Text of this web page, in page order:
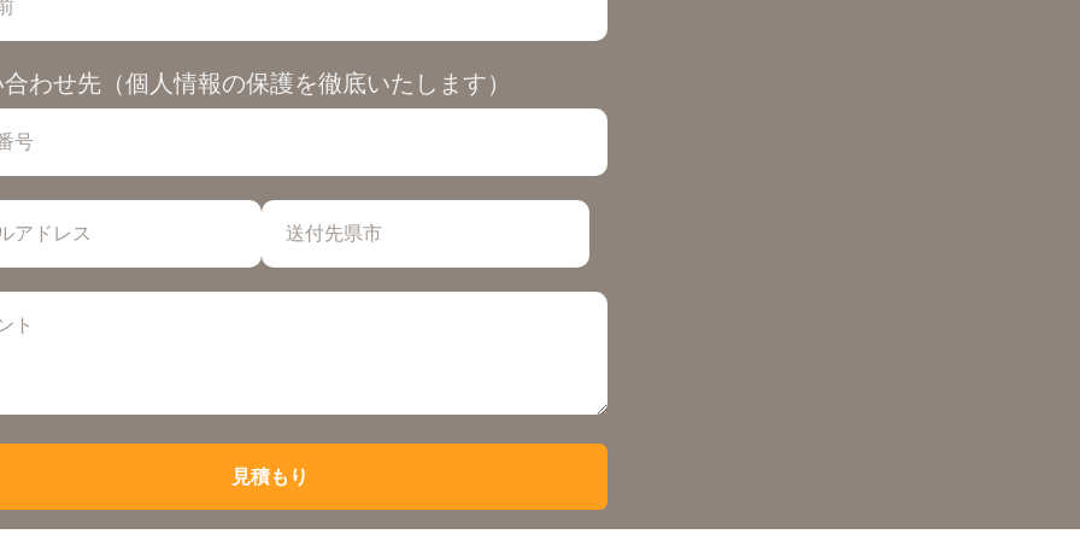
わせ先（個人情報の保護を徹底いたします）
見積もり